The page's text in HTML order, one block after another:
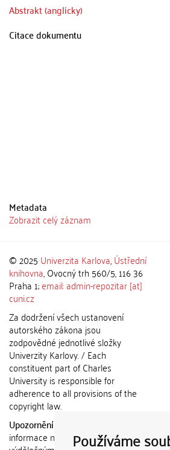
Používáme
Abstrakt (anglicky)
Citace dokumentu
Metadata
Zobrazit celý záznam
© 2025 Univerzita Karlova,Ústřední
knihovna, Ovocný trh 560/5, 116 36
Praha 1;email: admin-repozitar [at]
cuni.cz
Za dodržení všech ustanovení
autorského zákona jsou
zodpovědné jednotlivé složky
Univerzity Karlovy. / Each
constituent part of Charles
University is responsible for
adherence to all provisions of the
copyright law.
Upozornění / Notice:
informace nemohou být použity k